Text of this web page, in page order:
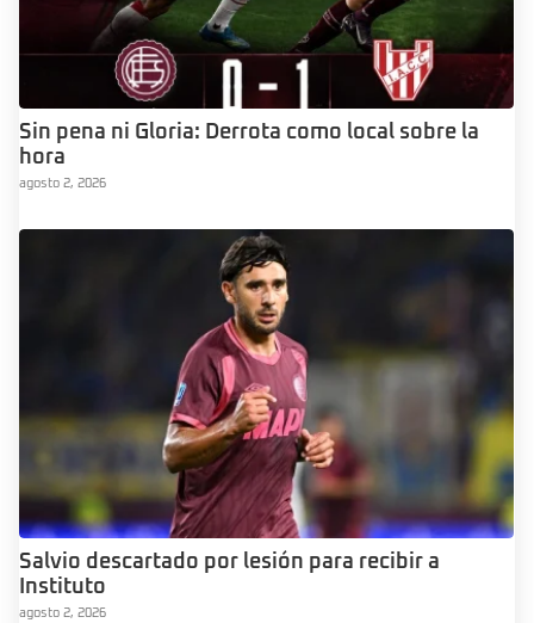
Sin pena ni Gloria: Derrota como local sobre la
hora
agosto 2, 2026
Salvio descartado por lesión para recibir a
Instituto
agosto 2, 2026